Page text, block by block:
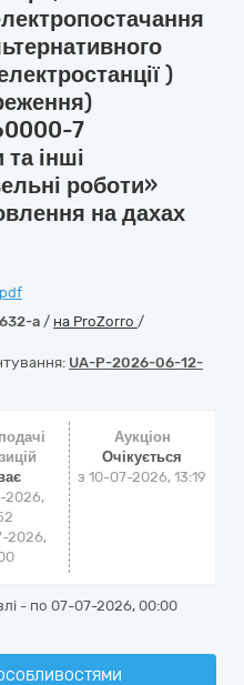
)
7
інші
роботи»
на дахах
a / на ProZorro /
UA-P-2026-06-12-
2026,
2026,
Аукціон
Очікується
з10-07-2026, 13:19
- по 07-07-2026, 00:00
ОСОБЛИВОСТЯМИ